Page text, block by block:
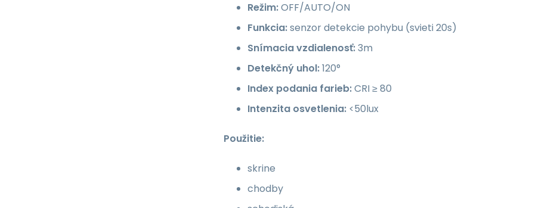
Režim:OFF/AUTO/ON
Funkcia:senzor detekcie pohybu (svieti 20s)
Snímacia vzdialenosť:3m
Detekčný uhol:120°
Index podania farieb:CRI ≥ 80
Intenzita osvetlenia: <50lux
Použitie:
skrine
chodby